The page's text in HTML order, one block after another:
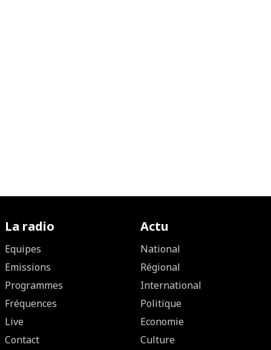
La radio
Equipes
Emissions
Programmes
Fréquences
Live
Contact
Actu
National
Régional
International
Politique
Economie
Culture